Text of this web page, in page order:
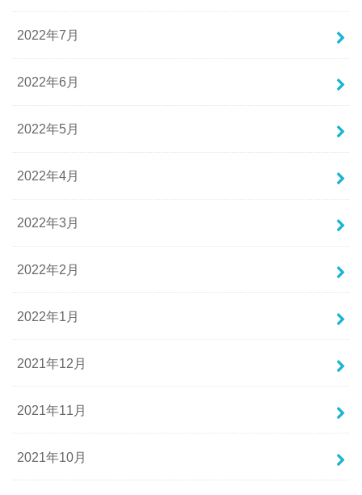
2022年7月
2022年6月
2022年5月
2022年4月
2022年3月
2022年2月
2022年1月
2021年12月
2021年11月
2021年10月